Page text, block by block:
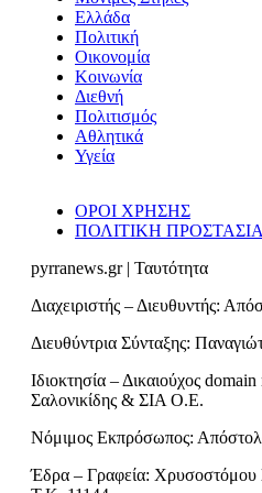
Ελλάδα
Πολιτική
Οικονομία
Κοινωνία
Διεθνή
Πολιτισμός
Αθλητικά
Υγεία
ΟΡΟΙ ΧΡΗΣΗΣ
ΠΟΛΙΤΙΚΗ
pyrranews.gr | Ταυτότητα
Διαχειριστής – Διευθυντής:
Διευθύντρια Σύνταξης:
Ιδιοκτησία – Δικαιούχος
Σαλονικίδης & ΣΙΑ Ο.Ε.
Νόμιμος Εκπρόσωπος:
Έδρα – Γραφεία: Χρυσοστόμου